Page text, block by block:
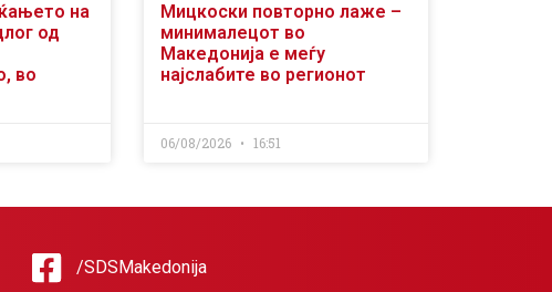
на
од
во
Мицкоски повторно лаже –
минималецот во
Македонија е меѓу
најслабите во регионот
06/08/2026 16:51
/SDSMakedonija